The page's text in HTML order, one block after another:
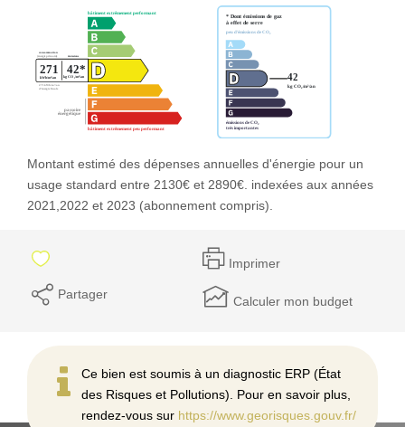
Montant estimé des dépenses annuelles d'énergie pour un
usage standard entre 2130€ et 2890€. indexées aux années
2021,2022 et 2023 (abonnement compris).
Imprimer
Partager Calculer mon budget
Ce bien est soumis à un diagnostic ERP (État
des Risques et Pollutions). Pour en savoir plus,
rendez-vous sur https://www.georisques.gouv.fr/